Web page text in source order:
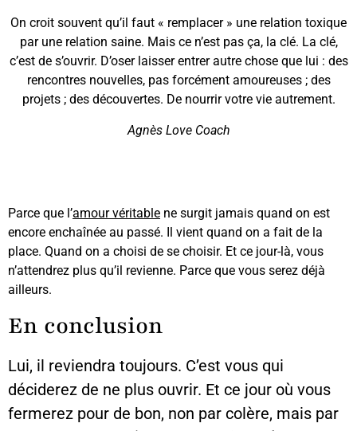
On croit souvent qu’il faut « remplacer » une relation toxique
par une relation saine. Mais ce n’est pas ça, la clé. La clé,
c’est de s’ouvrir. D’oser laisser entrer autre chose que lui : des
rencontres nouvelles, pas forcément amoureuses ; des
projets ; des découvertes. De nourrir votre vie autrement.
Agnès Love Coach
Parce que l’amour véritable ne surgit jamais quand on est
encore enchaînée au passé. Il vient quand on a fait de la
place. Quand on a choisi de se choisir. Et ce jour-là, vous
n’attendrez plus qu’il revienne. Parce que vous serez déjà
ailleurs.
En conclusion
Lui, il reviendra toujours. C’est vous qui
déciderez de ne plus ouvrir. Et ce jour où vous
fermerez pour de bon, non par colère, mais par